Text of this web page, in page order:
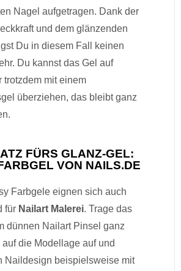
Nagel aufgetragen. Dank der
und dem glänzenden
Du in diesem Fall keinen
Du kannst das Gel auf
trotzdem mit einem
überziehen, das bleibt ganz
FÜRS GLANZ-GEL:
VON NAILS.DE
Farbgele eignen sich auch
für Nailart Malerei. Trage das
dünnen Nailart Pinsel ganz
die Modellage auf und
Naildesign beispielsweise mit